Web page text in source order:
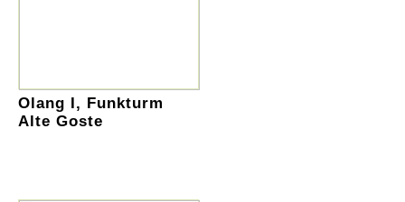
Olang I, Funkturm
Alte Goste